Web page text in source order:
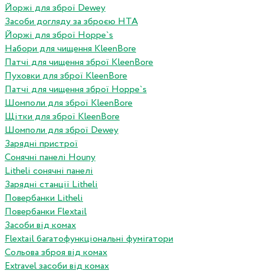
Йоржі для зброї Dewey
Засоби догляду за зброєю HTA
Йоржі для зброї Hoppe`s
Набори для чищення KleenBore
Патчі для чищення зброї KleenBore
Пуховки для зброї KleenBore
Патчі для чищення зброї Hoppe`s
Шомполи для зброї KleenBore
Щітки для зброї KleenBore
Шомполи для зброї Dewey
Зарядні пристрої
Сонячні панелі Houny
Litheli сонячні панелі
Зарядні станції Litheli
Повербанки Litheli
Повербанки Flextail
Засоби від комах
Flextail багатофункціональні фумігатори
Сольова зброя від комах
Extravel засоби від комах